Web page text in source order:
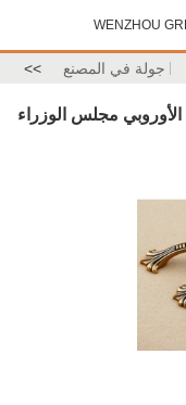
WENZHOU
جولة في المصنع >>
مجلس الوزراء